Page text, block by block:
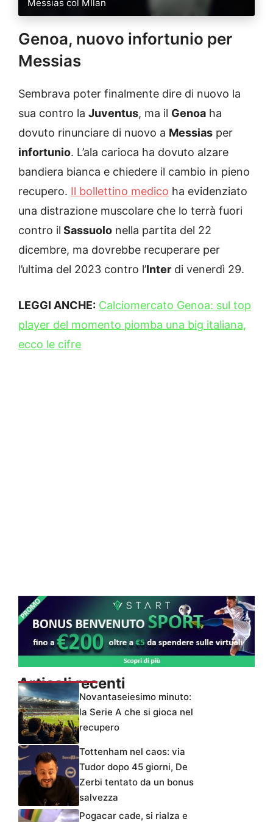
Messias col MIlan
Genoa, nuovo infortunio per
Messias
Sembrava poter finalmente dire di nuovo la
sua contro la Juventus, ma il Genoa ha
dovuto rinunciare di nuovo a Messias per
infortunio. L’ala carioca ha dovuto alzare
bandiera bianca e chiedere il cambio in pieno
recupero. Il bollettino medico ha evidenziato
una distrazione muscolare che lo terrà fuori
contro il Sassuolo nella partita del 22
dicembre, ma dovrebbe recuperare per
l’ultima del 2023 contro l’Inter di venerdì 29.
LEGGI ANCHE: Calciomercato Genoa: sul top
player del momento piomba una big italiana,
ecco le cifre
Articoli recenti
Novantaseiesimo minuto:
la Serie A che si gioca nel
recupero
Tottenham nel caos: via
Tudor dopo 45 giorni, De
Zerbi tentato da un bonus
salvezza
Pogacar cade, si rialza e